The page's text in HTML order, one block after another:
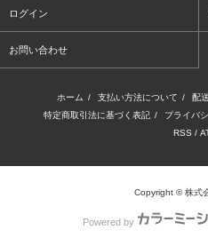
ログイン
お問い合わせ
ホーム / 支払い方法について / 配
特定商取引法に基づく表記 / プライバ
RSS /
Copyright © 株式
Powered by